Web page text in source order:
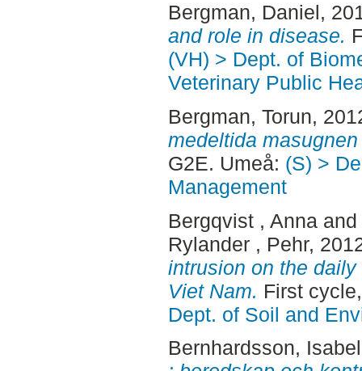
Bergman, Daniel,
and role in disease.
(VH) > Dept. of
Veterinary Public
Bergman, Torun,
medeltida
G2E. Umeå: (S) >
Management
Bergqvist , Annaand
Rylander , Pehr,
intrusion on the
Viet Nam. First
Dept. of Soil and
Bernhardsson,